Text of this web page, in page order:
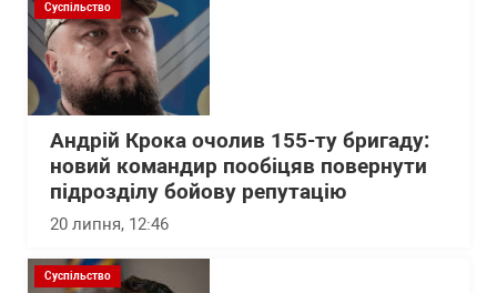
Суспільство
Андрій Крока очолив 155-ту бригаду:
новий командир пообіцяв повернути
підрозділу бойову репутацію
20 липня, 12:46
Суспільство